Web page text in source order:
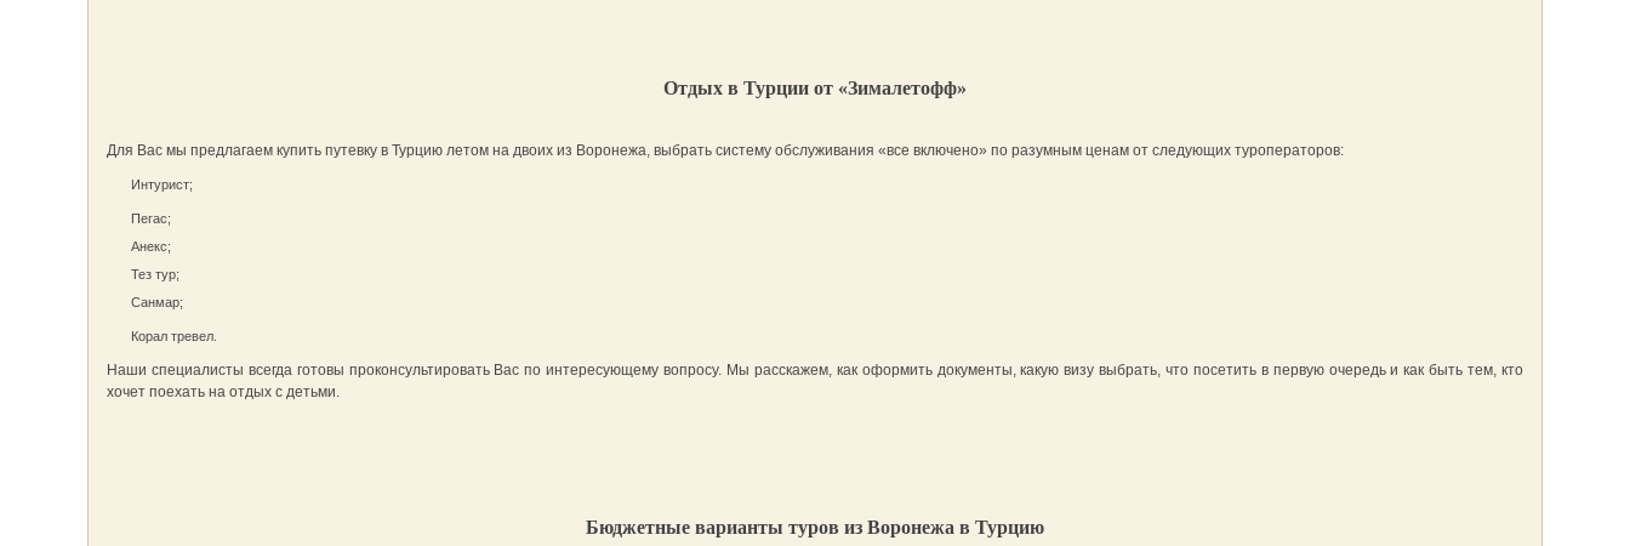
Отдых в Турции от «Зималетофф»
Для Вас мы предлагаем купить путевку в Турцию летом на двоих из Воронежа, выбрать систему обслуживания «все включено» по разумным ценам от следующих туроператоров:
Интурист;
Пегас;
Анекс;
Тез тур;
Санмар;
Корал тревел.
Наши специалисты всегда готовы проконсультировать Вас по интересующему вопросу. Мы расскажем, как оформить документы, какую визу выбрать, что посетить в первую очередь и как быть тем, кто
хочет поехать на отдых с детьми.
Бюджетные варианты туров из Воронежа в Турцию